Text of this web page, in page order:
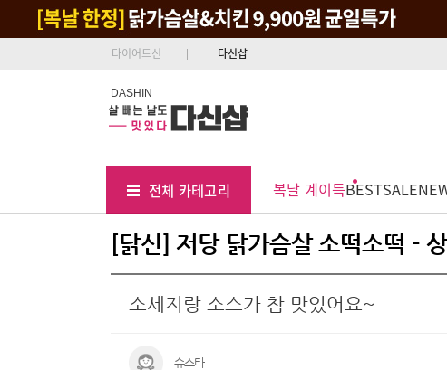
다이어트신 다신샵
DASHIN
전체 카테고리 복날 계이득BESTSALE
[닭신] 저당 닭가슴살 소떡소떡 - 상
소세지랑 소스가 참 맛있어요~
슈스타